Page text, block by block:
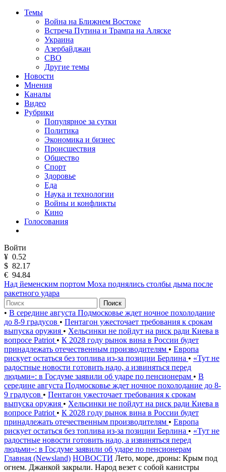
Темы
Война на Ближнем Востоке
Встреча Путина и Трампа на Аляске
Украина
Азербайджан
СВО
Другие темы
Новости
Мнения
Каналы
Видео
Рубрики
Популярное за сутки
Политика
Экономика и бизнес
Происшествия
Общество
Спорт
Здоровье
Еда
Наука и технологии
Войны и конфликты
Кино
Голосования
Войти
¥ 0.52
$ 82.17
€ 94.84
Над йеменским портом Моха поднялись столбы дыма после
ракетного удара
Поиск
• В середине августа Подмосковье ждет ночное похолодание
до 8-9 градусов • Пентагон ужесточает требования к срокам
выпуска оружия • Хельсинки не пойдут на риск ради Киева в
вопросе Patriot • К 2028 году рынок вина в России будет
принадлежать отечественным производителям • Европа
рискует остаться без топлива из-за позиции Берлина • «Тут не
радостные новости готовить надо, а извиняться перед
людьми»: в Госдуме заявили об ударе по пенсионерам • В
середине августа Подмосковье ждет ночное похолодание до 8-
9 градусов • Пентагон ужесточает требования к срокам
выпуска оружия • Хельсинки не пойдут на риск ради Киева в
вопросе Patriot • К 2028 году рынок вина в России будет
принадлежать отечественным производителям • Европа
рискует остаться без топлива из-за позиции Берлина • «Тут не
радостные новости готовить надо, а извиняться перед
людьми»: в Госдуме заявили об ударе по пенсионерам
Главная (Newsland) НОВОСТИ Лето, море, дроны: Крым под
огнем. Джанкой закрыли. Народ везет с собой канистры